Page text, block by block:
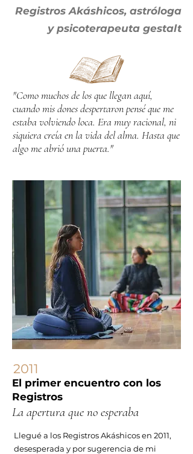
Registros Akáshicos, astróloga
y psicoterapeuta gestalt
"Como muchos de los que llegan aquí,
cuando mis dones despertaron pensé que me
estaba volviendo loca. Era muy racional, ni
siquiera creía en la vida del alma. Hasta que
algo me abrió una puerta."
2011
El primer encuentro con los
Registros
La apertura que no esperaba
Llegué a los Registros Akáshicos en 2011,
desesperada y por sugerencia de mi